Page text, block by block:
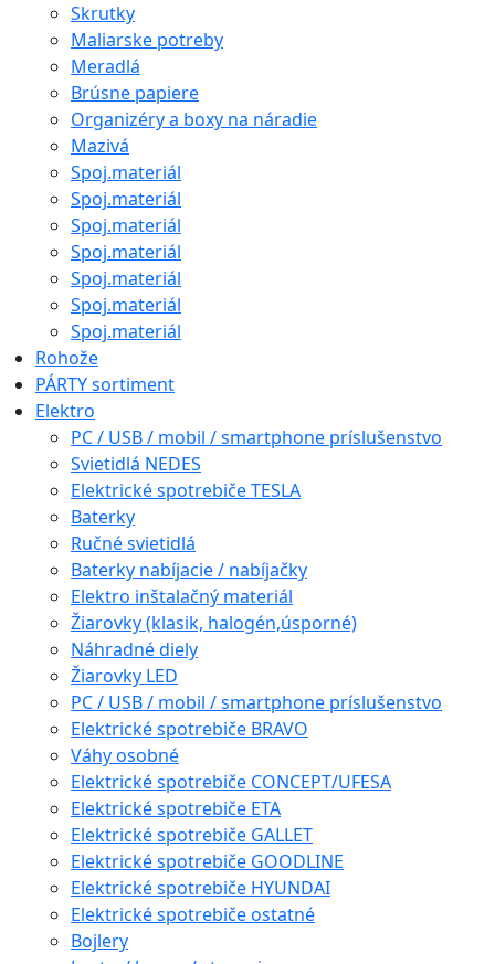
Skrutky
Maliarske potreby
Meradlá
Brúsne papiere
Organizéry a boxy na náradie
Mazivá
Spoj.materiál
Spoj.materiál
Spoj.materiál
Spoj.materiál
Spoj.materiál
Spoj.materiál
Spoj.materiál
Rohože
PÁRTY sortiment
Elektro
PC / USB / mobil / smartphone príslušenstvo
Svietidlá NEDES
Elektrické spotrebiče TESLA
Baterky
Ručné svietidlá
Baterky nabíjacie / nabíjačky
Elektro inštalačný materiál
Žiarovky (klasik, halogén,úsporné)
Náhradné diely
Žiarovky LED
PC / USB / mobil / smartphone príslušenstvo
Elektrické spotrebiče BRAVO
Váhy osobné
Elektrické spotrebiče CONCEPT/UFESA
Elektrické spotrebiče ETA
Elektrické spotrebiče GALLET
Elektrické spotrebiče GOODLINE
Elektrické spotrebiče HYUNDAI
Elektrické spotrebiče ostatné
Bojlery